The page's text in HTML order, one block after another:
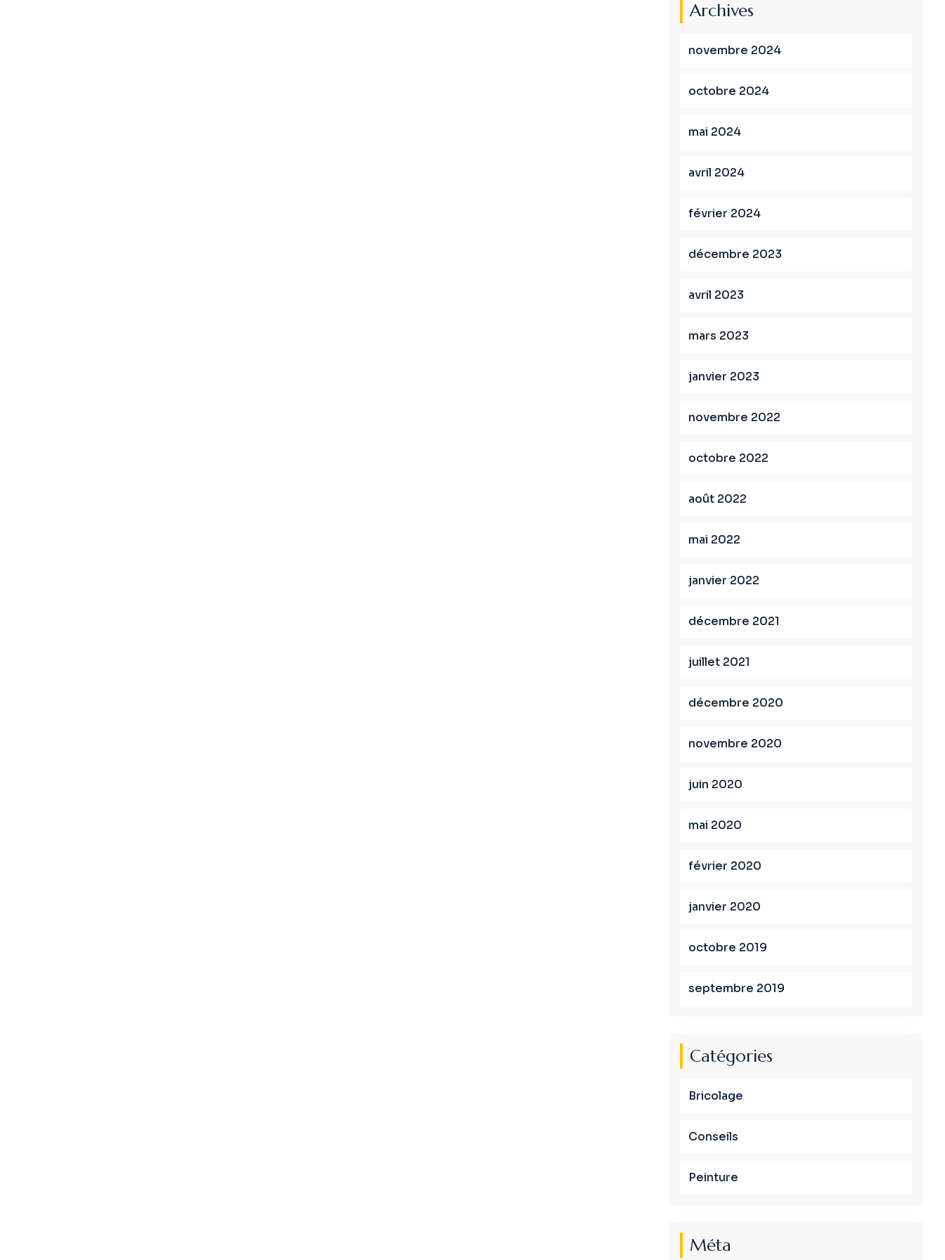
Archives
novembre 2024
octobre 2024
mai 2024
avril 2024
février 2024
décembre 2023
avril 2023
mars 2023
janvier 2023
novembre 2022
octobre 2022
août 2022
mai 2022
janvier 2022
décembre 2021
juillet 2021
décembre 2020
novembre 2020
juin 2020
mai 2020
février 2020
janvier 2020
octobre 2019
septembre 2019
Catégories
Bricolage
Conseils
Peinture
Méta